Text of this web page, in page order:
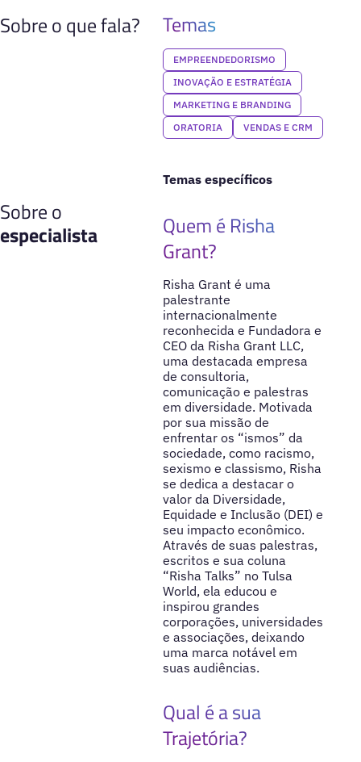
Sobre o que fala? Temas
EMPREENDEDORISMO
INOVAÇÃO E ESTRATÉGIA
MARKETING E BRANDING
ORATORIA
VENDAS E CRM
Temas específicos
Sobre o
especialista
Quem é Risha
Grant?
Risha Grant é uma
palestrante
internacionalmente
reconhecida e Fundadora e
CEO da Risha Grant LLC,
uma destacada empresa
de consultoria,
comunicação e palestras
em diversidade. Motivada
por sua missão de
enfrentar os “ismos” da
sociedade, como racismo,
sexismo e classismo, Risha
se dedica a destacar o
valor da Diversidade,
Equidade e Inclusão (DEI) e
seu impacto econômico.
Através de suas palestras,
escritos e sua coluna
“Risha Talks” no Tulsa
World, ela educou e
inspirou grandes
corporações, universidades
e associações, deixando
uma marca notável em
suas audiências.
Qual é a sua
Trajetória?